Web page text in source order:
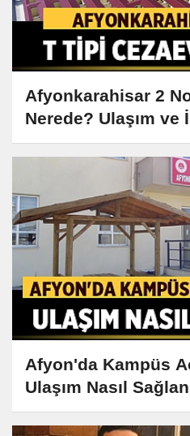
Afyonkarahisar 2
Nerede? Ulaşım
Afyon'da Kampüs
Ulaşım Nasıl